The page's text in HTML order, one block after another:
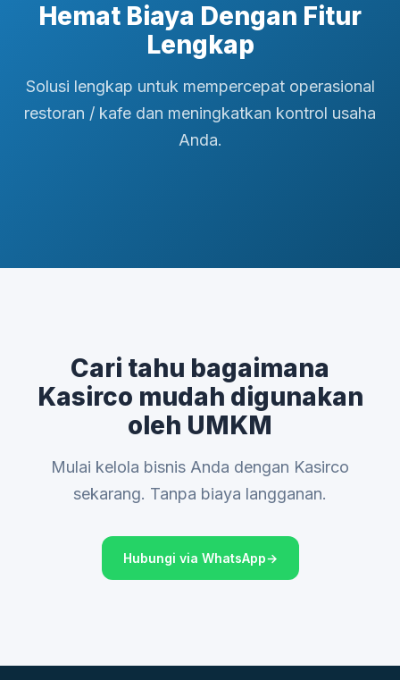
Hemat Biaya Dengan Fitur
Lengkap
Solusi lengkap untuk mempercepat operasional
restoran / kafe dan meningkatkan kontrol usaha
Anda.
Cari tahu bagaimana
Kasirco mudah digunakan
oleh UMKM
Mulai kelola bisnis Anda dengan Kasirco
sekarang. Tanpa biaya langganan.
Hubungi via WhatsApp